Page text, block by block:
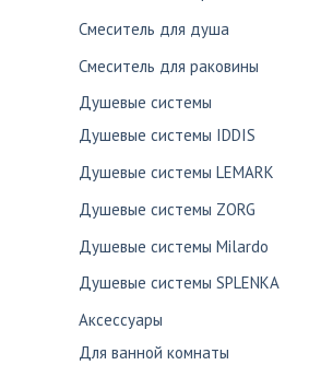
Смеситель для душа
Смеситель для раковины
Душевые системы
Душевые системы IDDIS
Душевые системы LEMARK
Душевые системы ZORG
Душевые системы Milardo
Душевые системы SPLENKA
Аксессуары
Для ванной комнаты